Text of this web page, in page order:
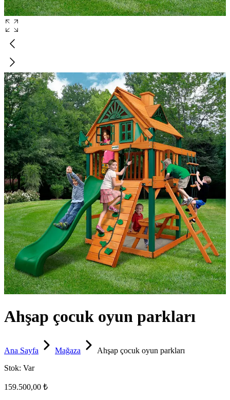
Ahşap çocuk oyun parkları
Ana Sayfa Mağaza
Ahşap çocuk oyun parkları
Stok: Var
159.500,00 ₺